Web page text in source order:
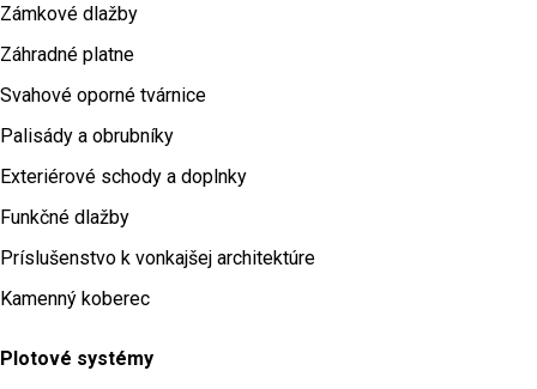
Zámkové dlažby
Záhradné platne
Svahové oporné tvárnice
Palisády a obrubníky
Exteriérové schody a doplnky
Funkčné dlažby
Príslušenstvo k vonkajšej architektúre
Kamenný koberec
Plotové systémy